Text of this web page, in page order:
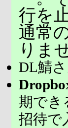
行を
通常
りま
DL鯖
期でき
招待で